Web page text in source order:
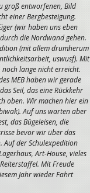
groß entworfenen, Bild
einer Bergbesteigung.
(wir haben uns eben
die Nordwand gehen.
(mit allem drumherum
uswusf). Mit
lange nicht erreicht.
MEB haben wir gerade
Seil, das eine Rückkehr
oben. Wir machen hier ein
Auf uns warten aber
das Bügeleisen, die
bevor wir über das
Auf der Schulexpedition
Art-House, vieles
Mit Freude
Jahr wieder Fahrt